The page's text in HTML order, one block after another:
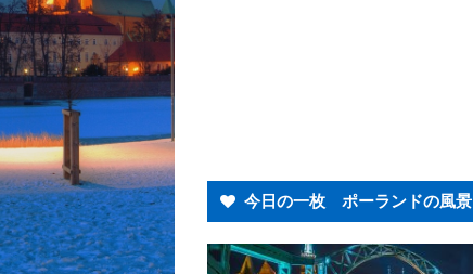
今日の一枚 ポーランドの風景